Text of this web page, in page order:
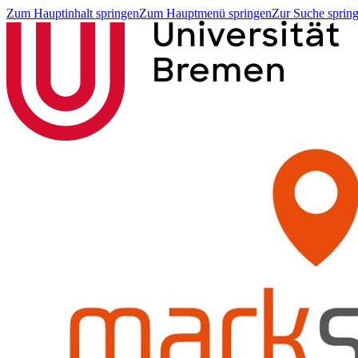
Zum Hauptinhalt springenZum Hauptmenü springenZur Suche